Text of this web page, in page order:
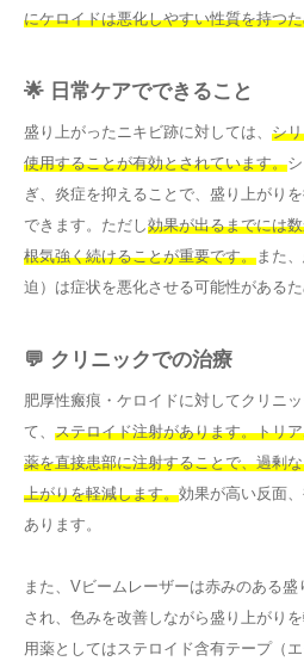
にケロイドは悪化しやすい性質を持つ
🌟 日常ケアでできること
盛り上がったニキビ跡に対しては、 シ
使用することが有効とされています。
ぎ、炎症を抑えることで、盛り上がり
できます。ただし効果が出るまでには
根気強く続けることが重要です。また
迫）は症状を悪化させる可能性があるた
💬 クリニックでの治療
肥厚性瘢痕・ケロイドに対してクリニ
て、 ステロイド注射があります。トリ
薬を直接患部に注射することで、過剰
上がりを軽減します。効果が高い反面
あります。
また、Vビームレーザーは赤みのある
され、色みを改善しながら盛り上がり
用薬としてはステロイド含有テープ（